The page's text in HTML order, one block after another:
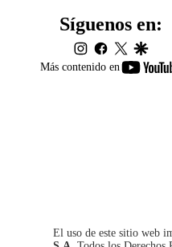
Más contenido en
Síguenos en:
instagram
facebook
twitter
El uso de este sitio web